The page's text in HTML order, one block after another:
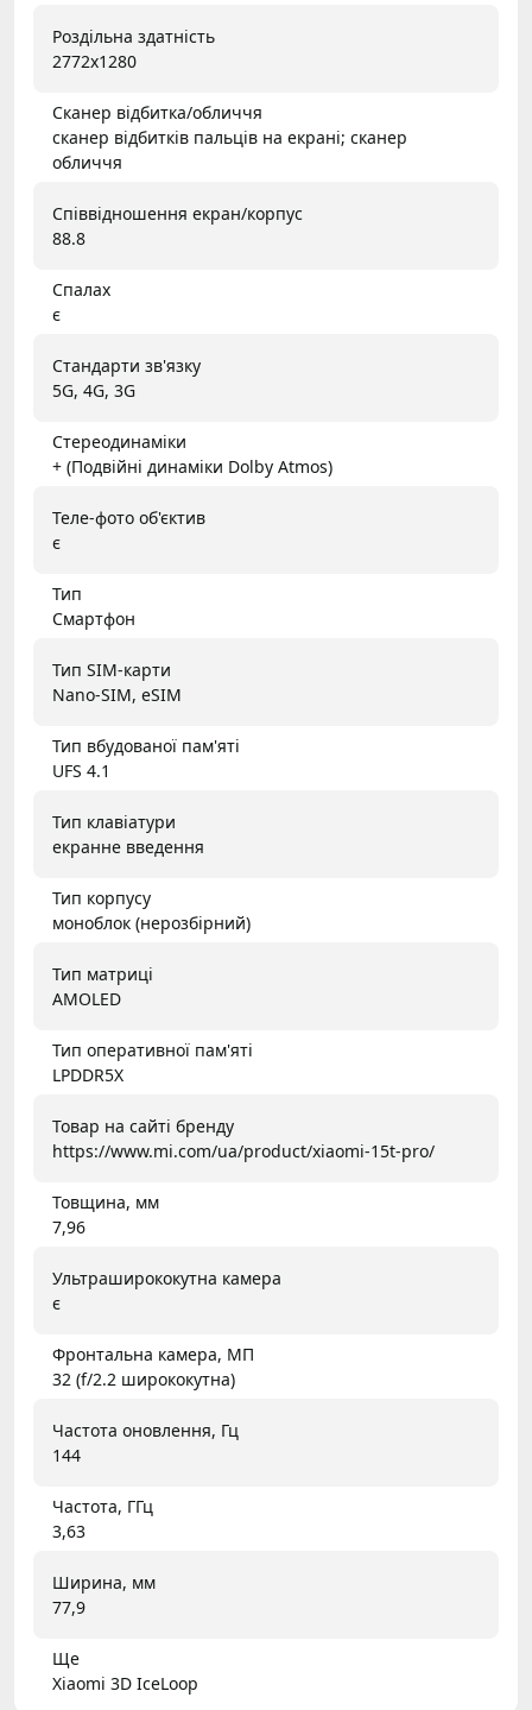
Роздільна здатність
2772x1280
Сканер відбитка/обличчя
сканер відбитків пальців на екрані; сканер
обличчя
Співвідношення екран/корпус
88.8
Спалах
є
Стандарти зв'язку
5G, 4G, 3G
Стереодинаміки
+ (Подвійні динаміки Dolby Atmos)
Теле-фото об'єктив
є
Тип
Смартфон
Тип SIM-карти
Nano-SIM, eSIM
Тип вбудованої пам'яті
UFS 4.1
Тип клавіатури
екранне введення
Тип корпусу
моноблок (нерозбірний)
Тип матриці
AMOLED
Тип оперативної пам'яті
LPDDR5X
Товар на сайті бренду
https://www.mi.com/ua/product/xiaomi-15t-pro/
Товщина, мм
7,96
Ультраширококутна камера
є
Фронтальна камера, МП
32 (f/2.2 ширококутна)
Частота оновлення, Гц
144
Частота, ГГц
3,63
Ширина, мм
77,9
Ще
Xiaomi 3D IceLoop